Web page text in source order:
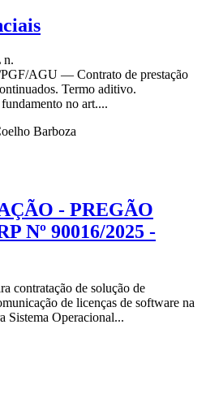
n.
AGU — Contrato de prestação
Termo aditivo.
no art....
Barboza
- PREGÃO
Nº 90016/2025 -
contratação de solução de
de licenças de software na
Sistema Operacional...